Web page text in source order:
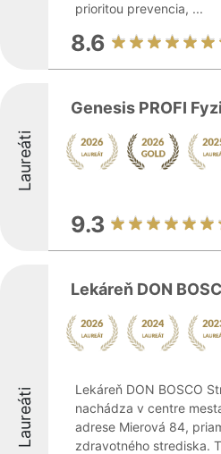
prioritou prevencia, ...
8.6
Laureáti
Genesis PROFI
9.3
Laureáti
Lekáreň DON
Lekáreň DON BOSCO
nachádza v centre
adrese Mierová 84,
zdravotného strediska.